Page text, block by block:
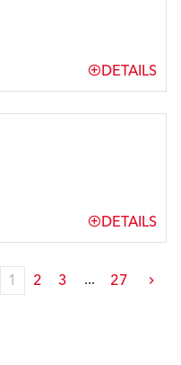
DETAILS
DETAILS
1 2 3 27